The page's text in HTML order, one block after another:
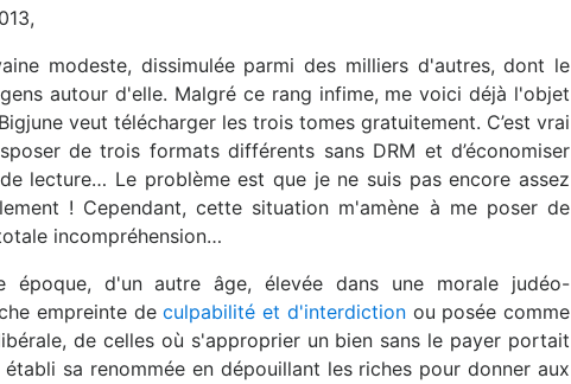
modeste, dissimulée parmi des milliers d'autres, dont le
autour d'elle. Malgré ce rang infime, me voici déjà l'objet
veut télécharger les trois tomes gratuitement. C’est vrai
de trois formats différents sans DRM et d’économiser
lecture… Le problème est que je ne suis pas encore assez
! Cependant, cette situation m'amène à me poser de
incompréhension…
époque, d'un autre âge, élevée dans une morale judéo-
empreinte deculpabilité et d'interdictionou posée comme
de celles où s'approprier un bien sans le payer portait
sa renommée en dépouillant les riches pour donner aux